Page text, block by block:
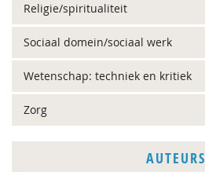
Religie/spiritualiteit
Sociaal domein/sociaal werk
Wetenschap: techniek en kritiek
Zorg
AUTEURS